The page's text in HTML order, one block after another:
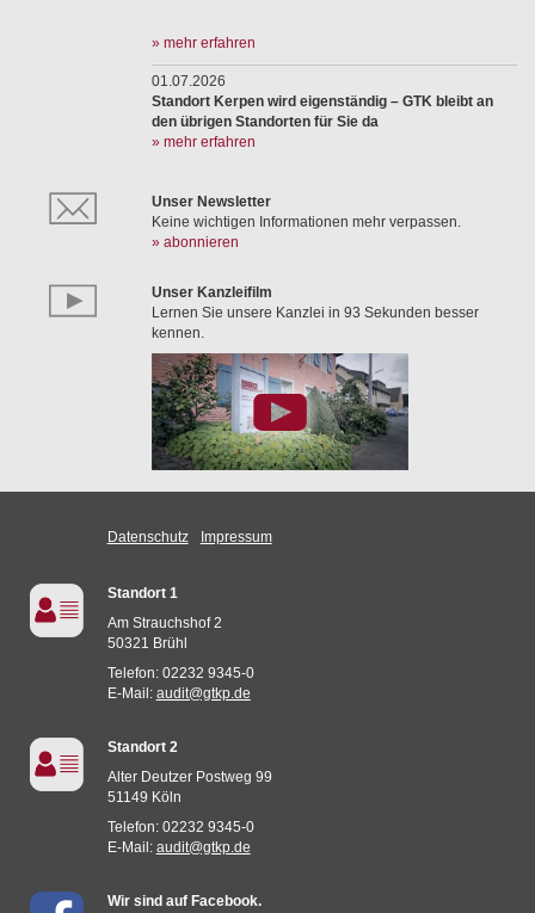
» mehr erfahren
01.07.2026
Standort Kerpen wird eigenständig – GTK bleibt an
den übrigen Standorten für Sie da
» mehr erfahren
Unser Newsletter
Keine wichtigen Informationen mehr verpassen.
» abonnieren
Unser Kanzleifilm
Lernen Sie unsere Kanzlei in 93 Sekunden besser
kennen.
Datenschutz Impressum
Standort 1
Am Strauchshof 2
50321 Brühl
Telefon: 02232 9345-0
E-Mail: audit@gtkp.de
Standort 2
Alter Deutzer Postweg 99
51149 Köln
Telefon: 02232 9345-0
E-Mail: audit@gtkp.de
Wir sind auf Facebook.